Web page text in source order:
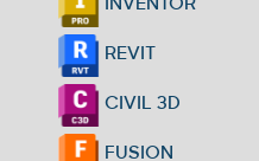
REVIT
CIVIL 3D
FUSION